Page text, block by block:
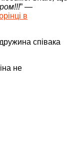
” —
в
дружина співака
не